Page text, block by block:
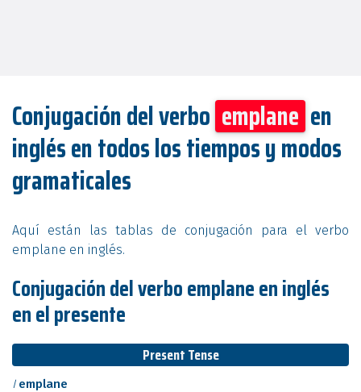
Conjugación del verbo emplane en
inglés en todos los tiempos y modos
gramaticales
Aquí están las tablas de conjugación para el verbo
emplane en inglés.
Conjugación del verbo emplane en inglés
en el presente
Present Tense
I emplane